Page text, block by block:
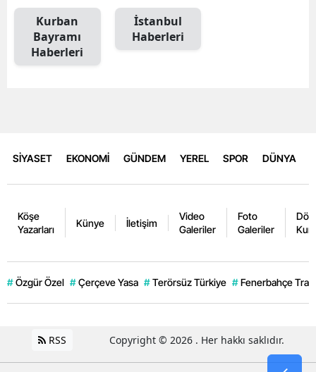
Kurban
Bayramı
Haberleri
İstanbul
Haberleri
SİYASET EKONOMİ GÜNDEM YEREL SPOR DÜNYA
Köşe
Yazarları
Künye İletişim
Video
Galeriler
Foto
Galeriler
# Özgür Özel # Çerçeve Yasa # Terörsüz Türkiye # Fenerbahçe
RSS Copyright © 2026 . Her hakkı saklıdır.